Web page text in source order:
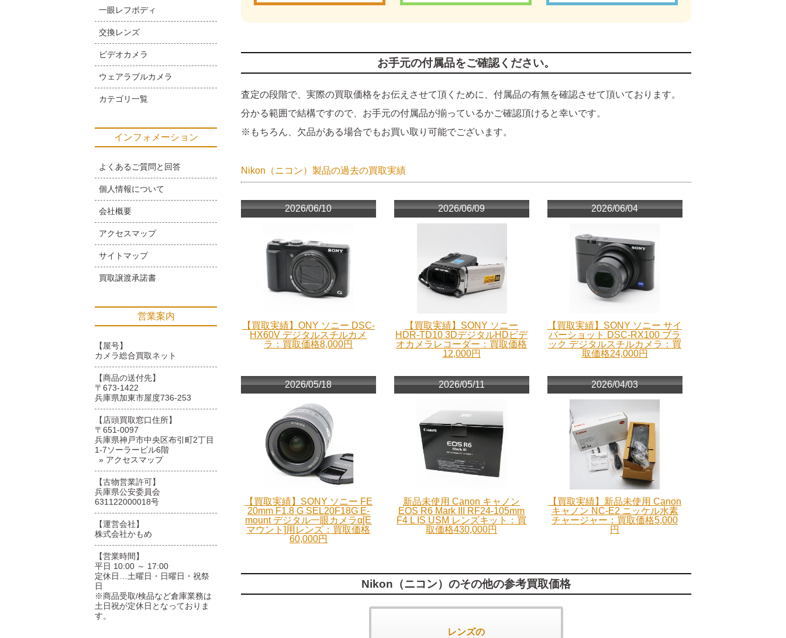
お手元の付属品をご確認ください。
査定の段階で、実際の買取価格をお伝えさせて頂くために、付属品の有無を確認させて頂いております。
分かる範囲で結構ですので、お手元の付属品が揃っているかご確認頂けると幸いです。
※もちろん、欠品がある場合でもお買い取り可能でございます。
Nikon（ニコン）製品の過去の買取実績
2026/06/10
【買取実績】ONY ソニー DSC-
HX60V デジタルスチルカメ
ラ：買取価格8,000円
2026/06/09
【買取実績】SONY ソニー
HDR-TD10 3DデジタルHDビデ
オカメラレコーダー：買取価格
12,000円
2026/06/04
【買取実績】SONY ソニー サイ
バーショット DSC-RX100 ブラ
ック デジタルスチルカメラ：買
取価格24,000円
2026/05/18
【買取実績】SONY ソニー FE
20mm F1.8 G SEL20F18G E-
mount デジタル一眼カメラα[E
マウント]用レンズ：買取価格
60,000円
2026/05/11
新品未使用 Canon キャノン
EOS R6 Mark III RF24-105mm
F4 L IS USM レンズキット：買
取価格430,000円
2026/04/03
【買取実績】新品未使用 Canon
キャノン NC-E2 ニッケル水素
チャージャー：買取価格5,000
円
Nikon（ニコン）のその他の参考買取価格
レンズの
一眼レフボディ
交換レンズ
ビデオカメラ
ウェアラブルカメラ
カテゴリ一覧
インフォメーション
よくあるご質問と回答
個人情報について
会社概要
アクセスマップ
サイトマップ
買取譲渡承諾書
営業案内
【屋号】
カメラ総合買取ネット
【商品の送付先】
〒673-1422
兵庫県加東市屋度736-253
【店頭買取窓口住所】
〒651-0097
兵庫県神戸市中央区布引町2丁目
1-7ソーラービル6階
» アクセスマップ
【古物営業許可】
兵庫県公安委員会
631122000018号
【運営会社】
株式会社かもめ
【営業時間】
平日 10:00 ～ 17:00
定休日…土曜日・日曜日・祝祭
日
※商品受取/検品など倉庫業務は
土日祝が定休日となっておりま
す。